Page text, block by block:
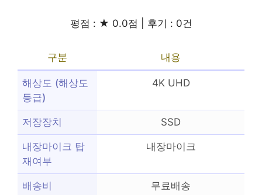
평점 : ★ 0.0점 | 후기 : 0건
구분 내용
해상도 (해상도
등급)
4K UHD
저장장치 SSD
내장마이크 탑
재여부
내장마이크
배송비 무료배송